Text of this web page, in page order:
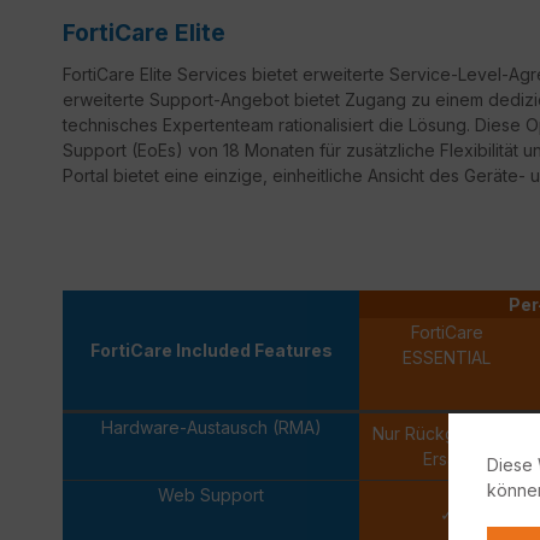
FortiCare Elite
FortiCare Elite Services bietet erweiterte Service-Level-
erweiterte Support-Angebot bietet Zugang zu einem
technisches Expertenteam rationalisiert die Lösung. Diese
Support (EoEs) von 18 Monaten für zusätzliche Flexibilität
Portal bietet eine einzige, einheitliche Ansicht des Geräte-
FortiCare Included Features
FortiCare
ESSENTIAL
Hardware-Austausch (RMA)
Nur Rückgabe und
Ersatz
Web Support
✓
Diese